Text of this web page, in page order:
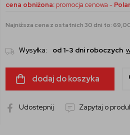
cena obniżona: promocja cenowa -
Najniższa cena z ostatnich 30 dni to:
Wysyłka: od 1-3 dni roboczych
dodaj do koszyka
Udostepnij Zapytaj o